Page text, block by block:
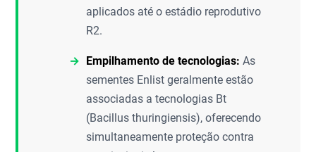
aplicados até o estádio reprodutivo
R2.
Empilhamento de tecnologias: As
sementes Enlist geralmente estão
associadas a tecnologias Bt
(Bacillus thuringiensis), oferecendo
simultaneamente proteção contra